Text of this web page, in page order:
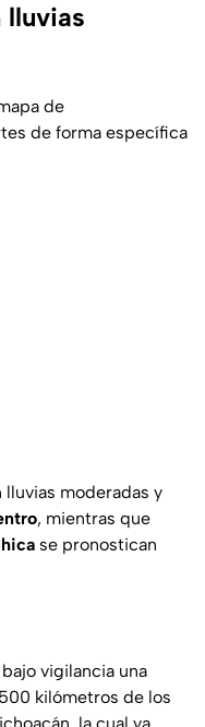
lluvias
de
de forma específica
moderadas y
, mientras que
se pronostican
vigilancia una
kilómetros de los